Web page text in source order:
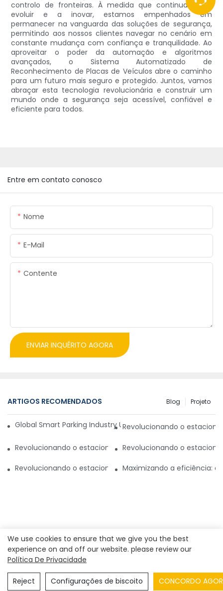
controlo de fronteiras. À medida que continuamos a
evoluir e a inovar, estamos empenhados em
permanecer na vanguarda das soluções de segurança,
permitindo aos nossos clientes navegar no cenário em
constante mudança com confiança e tranquilidade. Ao
aproveitar o poder da automação e algoritmos
avançados, o Sistema Automatizado de
Reconhecimento de Placas de Veículos abre o caminho
para um futuro mais seguro e protegido. Juntos, vamos
abraçar esta tecnologia revolucionária e construir um
mundo onde a segurança seja acessível, confiável e
eficiente para todos.
Entre em contato conosco
Nome
E-Mail
Contente
ENVIAR INQUÉRITO AGORA
ARTIGOS RECOMENDADOS Projeto
Blog
Global Smart Parking Industry Update for Third Quarter of
Revolucionando o
Revolucionando o estacionamento com um sistema
Revolucionando o
Revolucionando o estacionamento no Paquistão: novo
Maximizando a eficiência:
site|Política de Privacidade
We use cookies to ensure that we give you the best
experience on and off our website. please review our
Política De Privacidade
Reject Configurações de biscoito CONCORDO